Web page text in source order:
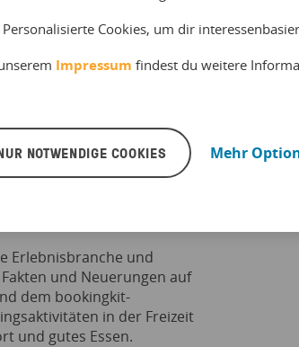
Flyer, Anzeigen, etc.
Erlebnisbranche und
und Neuerungen auf
dem bookingkit-
in der Freizeit
und gutes Essen.
Cookies, um dir
Impressum findest du weitere
NOTWENDIGE COOKIES Mehr